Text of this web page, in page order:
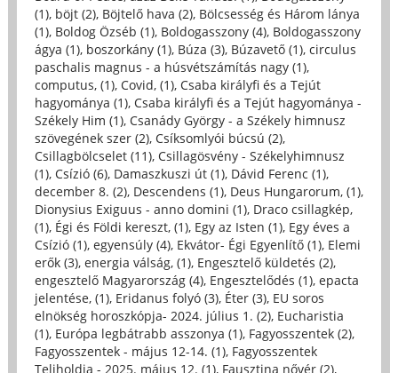
(1), böjt (2), Böjtelő hava (2), Bölcsesség és Három lánya
(1), Boldog Özséb (1), Boldogasszony (4), Boldogasszony
ágya (1), boszorkány (1), Búza (3), Búzavető (1), circulus
paschalis magnus - a húsvétszámítás nagy (1),
computus, (1), Covid, (1), Csaba királyfi és a Tejút
hagyománya (1), Csaba királyfi és a Tejút hagyománya -
Székely Him (1), Csanády György - a Székely himnusz
szövegének szer (2), Csíksomlyói búcsú (2),
Csillagbölcselet (11), Csillagösvény - Székelyhimnusz
(1), Csízió (6), Damaszkuszi út (1), Dávid Ferenc (1),
december 8. (2), Descendens (1), Deus Hungarorum, (1),
Dionysius Exiguus - anno domini (1), Draco csillagkép,
(1), Égi és Földi kereszt, (1), Egy az Isten (1), Egy éves a
Csízió (1), egyensúly (4), Ekvátor- Égi Egyenlítő (1), Elemi
erők (3), energia válság, (1), Engesztelő küldetés (2),
engesztelő Magyarország (4), Engesztelődés (1), epacta
jelentése, (1), Eridanus folyó (3), Éter (3), EU soros
elnökség horoszkópja- 2024. július 1. (2), Eucharistia
(1), Európa legbátrabb asszonya (1), Fagyosszentek (2),
Fagyosszentek - május 12-14. (1), Fagyosszentek
Teliholdja - 2025. május 12. (1), Fausztina nővér (2),